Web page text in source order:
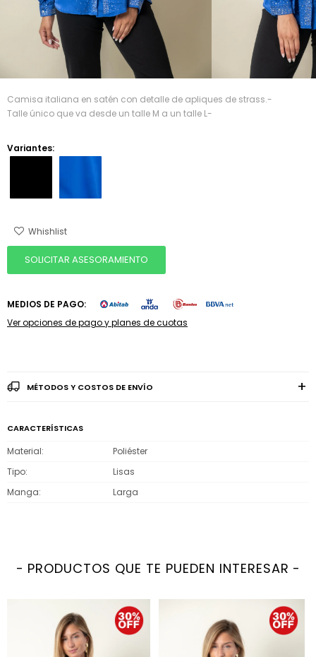
Camisa italiana en satén con detalle de apliques de strass.-
Talle único que va desde un talle M a un talle L-
Variantes:
SOLICITAR ASESORAMIENTO
MEDIOS DE PAGO:
Ver opciones de pago y planes de cuotas
MÉTODOS Y COSTOS DE ENVÍO
CARACTERÍSTICAS
Material
Poliéster
Tipo
Lisas
Manga
Larga
PRODUCTOS QUE TE PUEDEN INTERESAR